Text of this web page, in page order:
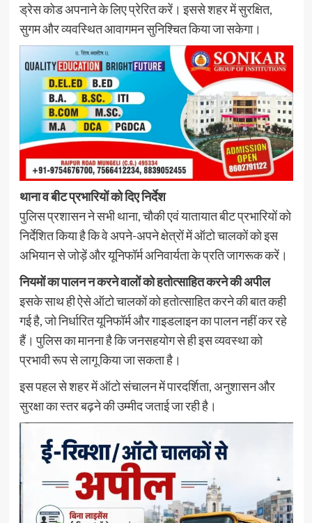
ड्रेस कोड अपनाने के लिए प्रेरित करें। इससे शहर में सुरक्षित,
सुगम और व्यवस्थित आवागमन सुनिश्चित किया जा सकेगा।
थाना व बीट प्रभारियों को दिए निर्देश
पुलिस प्रशासन ने सभी थाना, चौकी एवं यातायात बीट प्रभारियों को
निर्देशित किया है कि वे अपने-अपने क्षेत्रों में ऑटो चालकों को इस
अभियान से जोड़ें और यूनिफॉर्म अनिवार्यता के प्रति जागरूक करें।
नियमों का पालन न करने वालों को हतोत्साहित करने की अपील
इसके साथ ही ऐसे ऑटो चालकों को हतोत्साहित करने की बात कही
गई है, जो निर्धारित यूनिफॉर्म और गाइडलाइन का पालन नहीं कर रहे
हैं। पुलिस का मानना है कि जनसहयोग से ही इस व्यवस्था को
प्रभावी रूप से लागू किया जा सकता है।
इस पहल से शहर में ऑटो संचालन में पारदर्शिता, अनुशासन और
सुरक्षा का स्तर बढ़ने की उम्मीद जताई जा रही है।